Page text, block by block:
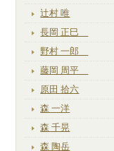
辻村 唯
長岡 正巳
野村 一郎
藤岡 周平
原田 拾六
森 一洋
森 千晃
森 陶岳